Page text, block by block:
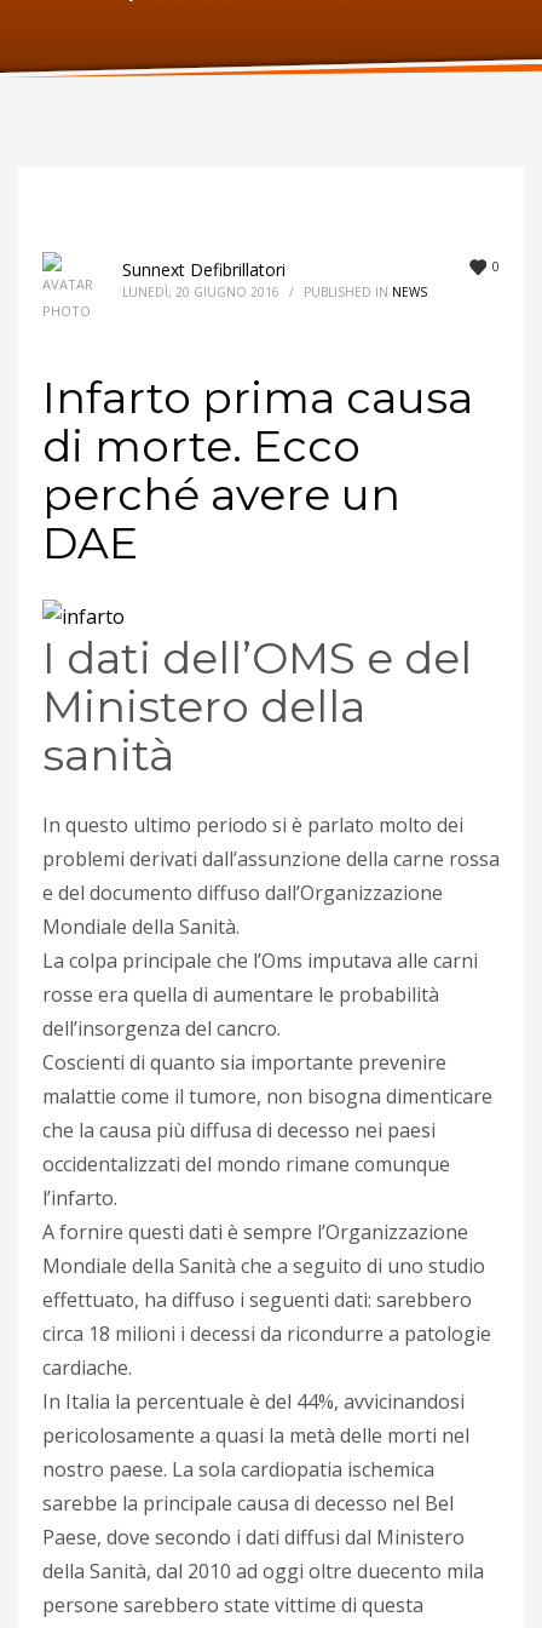
Lunedi:9am – 6pm
0
Sunnext Defibrillatori
LUNEDÌ, 20 GIUGNO 2016 / PUBLISHED IN NEWS
Infarto prima causa
di morte. Ecco
perché avere un
DAE
I dati dell’OMS e del
Ministero della
sanità
In questo ultimo periodo si è parlato molto dei
problemi derivati dall’assunzione della carne rossa
e del documento diffuso dall’Organizzazione
Mondiale della Sanità.
La colpa principale che l’Oms imputava alle carni
rosse era quella di aumentare le probabilità
dell’insorgenza del cancro.
Coscienti di quanto sia importante prevenire
malattie come il tumore, non bisogna dimenticare
che la causa più diffusa di decesso nei paesi
occidentalizzati del mondo rimane comunque
l’infarto.
A fornire questi dati è sempre l’Organizzazione
Mondiale della Sanità che a seguito di uno studio
effettuato, ha diffuso i seguenti dati: sarebbero
circa 18 milioni i decessi da ricondurre a patologie
cardiache.
In Italia la percentuale è del 44%, avvicinandosi
pericolosamente a quasi la metà delle morti nel
nostro paese. La sola cardiopatia ischemica
sarebbe la principale causa di decesso nel Bel
Paese, dove secondo i dati diffusi dal Ministero
della Sanità, dal 2010 ad oggi oltre duecento mila
persone sarebbero state vittime di questa